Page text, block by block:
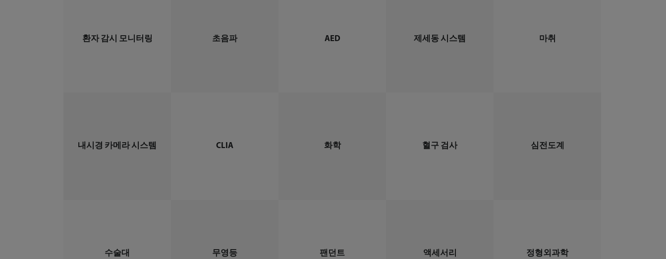
환자 감시 모니터링 초음파 AED 제세동 시스템 마취
내시경 카메라 시스템 CLIA 화학 혈구 검사 심전도계
수술대 무영등 팬던트 액세서리 정형외과학